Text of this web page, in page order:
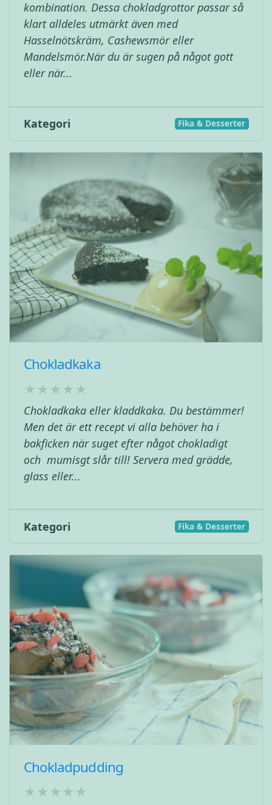
kombination. Dessa chokladgrottor passar så
klart alldeles utmärkt även med
Hasselnötskräm, Cashewsmör eller
Mandelsmör.När du är sugen på något gott
eller när...
Kategori Fika & Desserter
Chokladkaka
Chokladkaka eller kladdkaka. Du bestämmer!
Men det är ett recept vi alla behöver ha i
bakficken när suget efter något chokladigt
och mumisgt slår till! Servera med grädde,
glass eller...
Kategori Fika & Desserter
Chokladpudding